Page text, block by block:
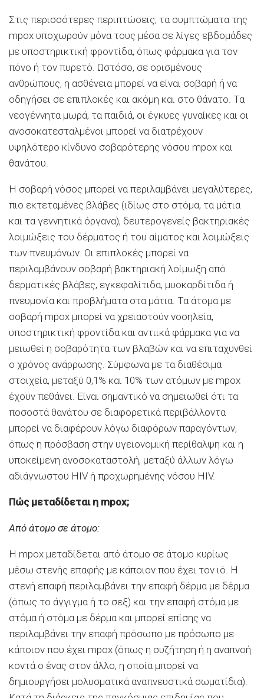
Στις περισσότερες περιπτώσεις, τα συμπτώματα της
mpox υποχωρούν μόνα τους μέσα σε λίγες εβδομάδες
με υποστηρικτική φροντίδα, όπως φάρμακα για τον
πόνο ή τον πυρετό. Ωστόσο, σε ορισμένους
ανθρώπους, η ασθένεια μπορεί να είναι σοβαρή ή να
οδηγήσει σε επιπλοκές και ακόμη και στο θάνατο. Τα
νεογέννητα μωρά, τα παιδιά, οι έγκυες γυναίκες και οι
ανοσοκατεσταλμένοι μπορεί να διατρέχουν
υψηλότερο κίνδυνο σοβαρότερης νόσου mpox και
θανάτου.
Η σοβαρή νόσος μπορεί να περιλαμβάνει μεγαλύτερες,
πιο εκτεταμένες βλάβες (ιδίως στο στόμα, τα μάτια
και τα γεννητικά όργανα), δευτερογενείς βακτηριακές
λοιμώξεις του δέρματος ή του αίματος και λοιμώξεις
των πνευμόνων. Οι επιπλοκές μπορεί να
περιλαμβάνουν σοβαρή βακτηριακή λοίμωξη από
δερματικές βλάβες, εγκεφαλίτιδα, μυοκαρδίτιδα ή
πνευμονία και προβλήματα στα μάτια. Τα άτομα με
σοβαρή mpox μπορεί να χρειαστούν νοσηλεία,
υποστηρικτική φροντίδα και αντιικά φάρμακα για να
μειωθεί η σοβαρότητα των βλαβών και να επιταχυνθεί
ο χρόνος ανάρρωσης. Σύμφωνα με τα διαθέσιμα
στοιχεία, μεταξύ 0,1% και 10% των ατόμων με mpox
έχουν πεθάνει. Είναι σημαντικό να σημειωθεί ότι τα
ποσοστά θανάτου σε διαφορετικά περιβάλλοντα
μπορεί να διαφέρουν λόγω διαφόρων παραγόντων,
όπως η πρόσβαση στην υγειονομική περίθαλψη και η
υποκείμενη ανοσοκαταστολή, μεταξύ άλλων λόγω
αδιάγνωστου HIV ή προχωρημένης νόσου HIV.
Πώς μεταδίδεται η mpox;
Από άτομο σε άτομο:
Η mpox μεταδίδεται από άτομο σε άτομο κυρίως
μέσω στενής επαφής με κάποιον που έχει τον ιό. Η
στενή επαφή περιλαμβάνει την επαφή δέρμα με δέρμα
(όπως το άγγιγμα ή το σεξ) και την επαφή στόμα με
στόμα ή στόμα με δέρμα και μπορεί επίσης να
περιλαμβάνει την επαφή πρόσωπο με πρόσωπο με
κάποιον που έχει mpox (όπως η συζήτηση ή η αναπνοή
κοντά ο ένας στον άλλο, η οποία μπορεί να
δημιουργήσει μολυσματικά αναπνευστικά σωματίδια).